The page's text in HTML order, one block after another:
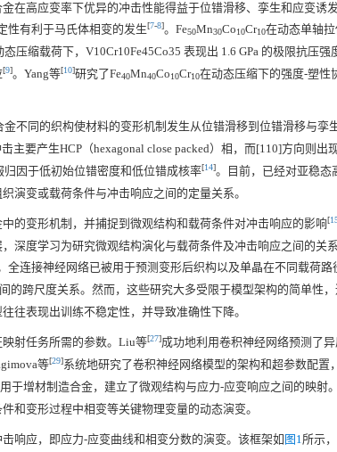
在高应变率下优异的冲击性能得益于位错滑移、孪生和应变诱
性有利于马氏体相变的发生[7-8]。Fe50Mn30Co10Cr10在动态单轴
态压缩载荷下，V10Cr10Fe45Co35 表现出 1.6 GPa 的极限抗压强
[9]。Yang等[10]研究了Fe40Mn40Co10Cr10在动态压缩下的强度-塑性
不同的织构使材料的变形机制发生从位错滑移到位错滑移与孪
主要产生HCP（hexagonal close packed）相，而[110]方向则出
因于低初始位错密度和低位错成核率[14]。目前，已经对亚稳态
演变或载荷条件与冲击响应之间的定量关系。
的变形机制，并捕捉到微观结构和载荷条件对冲击响应的影响[
深度学习为研究微观结构演化与载荷条件及冲击响应之间的关
全连接神经网络已被用于预测变形后织构以及单晶在不同载荷路
的跨尺度关系。然而，这些研究大多受限于模型架构的简单性
往表现出训练不稳定性，并导致准确性下降。
射任务所需的参数。Liu等[27]成功地利用卷积神经网络预测了
等[29]系统地研究了卷积神经网络模型的架构和超参数配置
于增材制造合金，建立了微观结构与应力-应变响应之间的映射。
和变形过程中相变等关键物理变量的动态演变。
响应，即应力-应变曲线和相变分数的演变。该框架如 图1所示